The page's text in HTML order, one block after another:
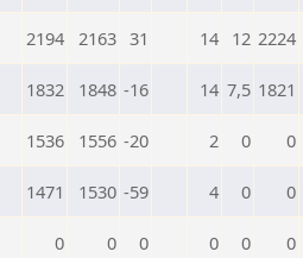
2194 2163 31 14 12 2224
1832 1848 -16 14 7,5 1821
1536 1556 -20 2 0 0
1471 1530 -59 4 0 0
0 0 0 0 0 0